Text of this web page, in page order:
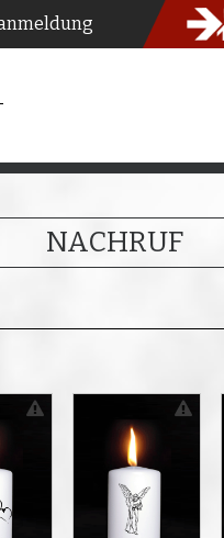
NACHRUF